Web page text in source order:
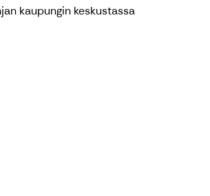
kaupungin keskustassa